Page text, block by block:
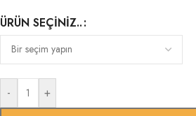
ÜRÜN SEÇINIZ..
- +